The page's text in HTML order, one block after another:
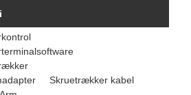
Skruetrækker kabel